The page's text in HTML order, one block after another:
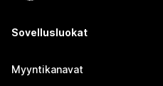
Sovellusluokat
Myyntikanavat